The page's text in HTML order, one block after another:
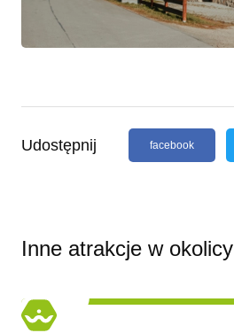
Udostępnij facebook
Inne atrakcje w okolicy